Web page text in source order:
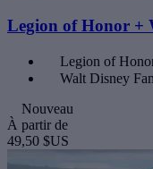
Legion of Honor +
Legion of
Walt Disney
Nouveau
À partir de
49,50 $US